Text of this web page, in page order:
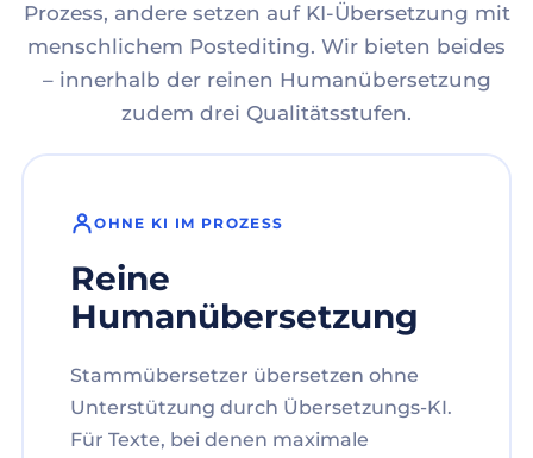
Prozess, andere setzen auf KI-Übersetzung mit
menschlichem Postediting. Wir bieten beides
– innerhalb der reinen Humanübersetzung
zudem drei Qualitätsstufen.
OHNE KI IM PROZESS
Reine
Humanübersetzung
Stammübersetzer übersetzen ohne
Unterstützung durch Übersetzungs-KI.
Für Texte, bei denen maximale